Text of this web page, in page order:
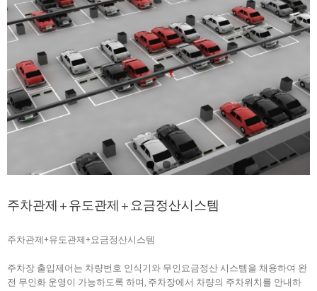
주차관제+유도관제+요금정산시스템
주차관제+유도관제+요금정산시스템
주차장 출입제어는 차량번호 인식기와 무인요금정산 시스템을 채용하여 완
전 무인화 운영이 가능하도록 하며, 주차장에서 차량의 주차위치를 안내하